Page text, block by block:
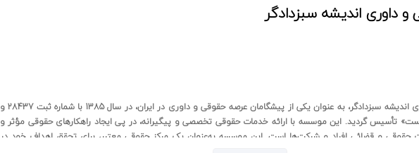
داوری اندیشه سبزدادگر
موسسه حقوقی و داوری اندیشه سبزدادگر، به عنوان یکی از پیشگامان عرصه حقوقی و داوری در ایران، در سال 1385 با شماره ثبت 28437 و
تأسیس گردید. این موسسه با ارائه خدمات حقوقی تخصصی و پیگیرانه، در پی ایجاد راهکارهای حقوقی مؤثر و
حقوقی و قضائی افراد و شرکت‌ها است. این موسسه به‌عنوان یک مرکز حقوقی معتبر، برای تحقق اهداف خود در